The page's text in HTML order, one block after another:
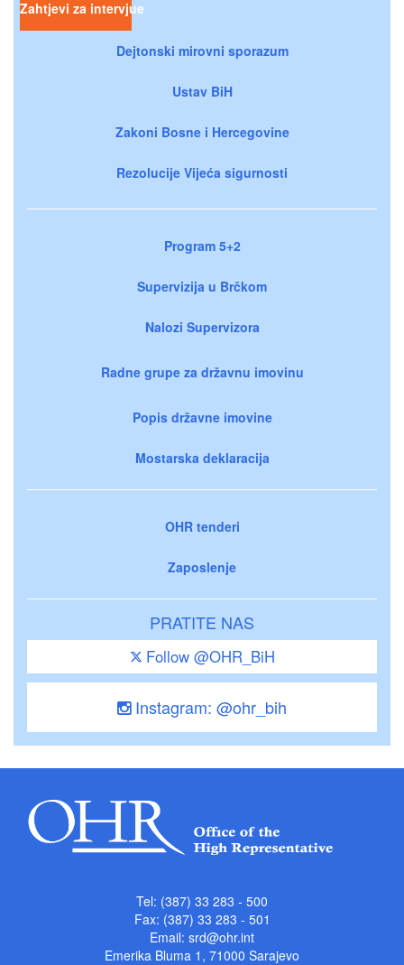
Zahtjevi za intervjue
Dejtonski mirovni sporazum
Ustav BiH
Zakoni Bosne i Hercegovine
Rezolucije Vijeća sigurnosti
Program 5+2
Supervizija u Brčkom
Nalozi Supervizora
Radne grupe za državnu imovinu
Popis državne imovine
Mostarska deklaracija
OHR tenderi
Zaposlenje
PRATITE NAS
Follow @OHR_BiH
Instagram: @ohr_bih
Tel: (387) 33 283 - 500
Fax: (387) 33 283 - 501
Email: srd@ohr.int
Emerika Bluma 1, 71000 Sarajevo